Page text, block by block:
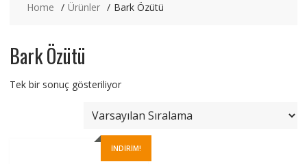
Home Ürünler Bark Özütü
Bark Özütü
Tek bir sonuç gösteriliyor
İNDIRIM!